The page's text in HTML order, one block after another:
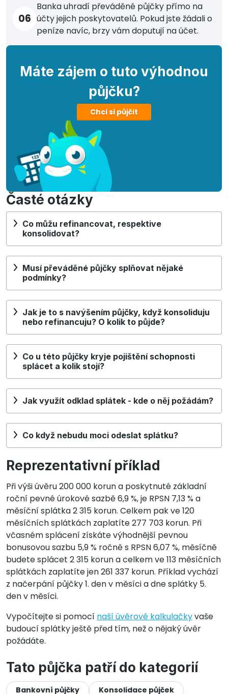
06
Banka uhradí převáděné půjčky přímo na
účty jejich poskytovatelů. Pokud jste žádali o
peníze navíc, brzy vám doputují na účet.
Máte zájem o tuto výhodnou
půjčku?
Chci si půjčit
Časté otázky
Co můžu refinancovat, respektive
konsolidovat?
Musí převáděné půjčky splňovat nějaké
podmínky?
Jak je to s navýšením půjčky, když konsoliduju
nebo refinancuju? O kolik to půjde?
Co u této půjčky kryje pojištění schopnosti
splácet a kolik stojí?
Jak využít odklad splátek - kde o něj požádám?
Co když nebudu moci odeslat splátku?
Reprezentativní příklad
Při výši úvěru 200 000 korun a poskytnuté základní
roční pevné úrokové sazbě 6,9 %, je RPSN 7,13 % a
měsíční splátka 2 315 korun. Celkem pak ve 120
měsíčních splátkách zaplatíte 277 703 korun. Při
včasném splácení získáte výhodnější pevnou
bonusovou sazbu 5,9 % ročně s RPSN 6,07 %, měsíčně
budete splácet 2 315 korun a celkem ve 113 měsíčních
splátkách zaplatíte jen 261 337 korun. Příklad vychází
z načerpání půjčky 1. den v měsíci a dne splátky 5.
den v měsíci.
Vypočítejte si pomocí naší úvěrové kalkulačkyvaše
budoucí splátky ještě před tím, než o nějaký úvěr
požádáte.
Tato půjčka patří do kategorií
Bankovní půjčky Konsolidace půjček